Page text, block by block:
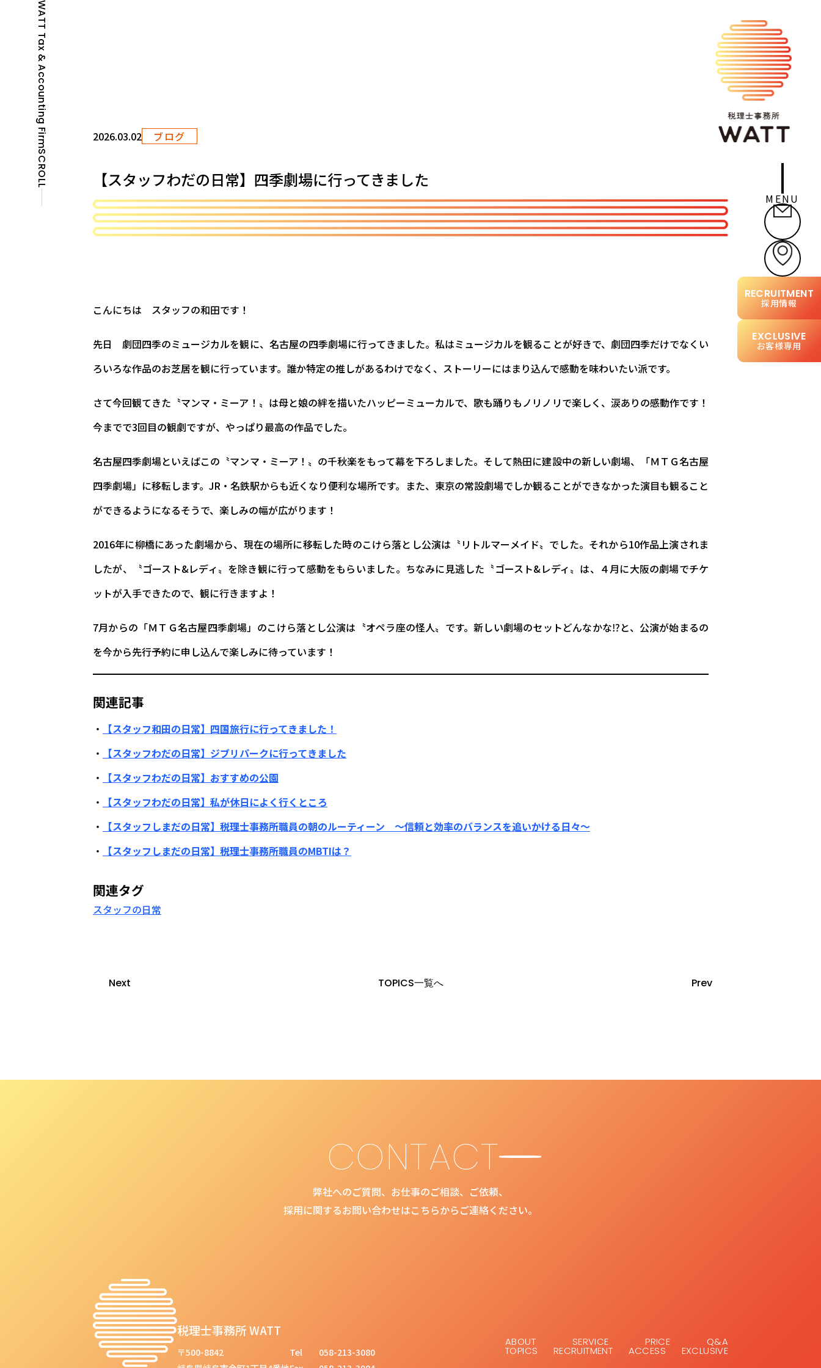
採用情報
お客様専用
WATT Tax & Accounting Firm
SCROLL
2026.03.02 ブログ
【スタッフわだの日常】四季劇場に行ってきました
こんにちは スタッフの和田です！
先日 劇団四季のミュージカルを観に、名古屋の四季劇場に行ってきました。私はミュージカルを観ることが好きで、劇団四季だけでなくい
ろいろな作品のお芝居を観に行っています。誰か特定の推しがあるわけでなく、ストーリーにはまり込んで感動を味わいたい派です。
さて今回観てきた〝マンマ・ミーア！〟は母と娘の絆を描いたハッピーミューカルで、歌も踊りもノリノリで楽しく、涙ありの感動作です！
今までで3回目の観劇ですが、やっぱり最高の作品でした。
名古屋四季劇場といえばこの〝マンマ・ミーア！〟の千秋楽をもって幕を下ろしました。そして熱田に建設中の新しい劇場、「ＭＴＧ名古屋
四季劇場」に移転します。JR・名鉄駅からも近くなり便利な場所です。また、東京の常設劇場でしか観ることができなかった演目も観ること
ができるようになるそうで、楽しみの幅が広がります！
2016年に柳橋にあった劇場から、現在の場所に移転した時のこけら落とし公演は〝リトルマーメイド〟でした。それから10作品上演されま
したが、〝ゴースト&レディ〟を除き観に行って感動をもらいました。ちなみに見逃した〝ゴースト&レディ〟は、４月に大阪の劇場でチケ
ットが入手できたので、観に行きますよ！
7月からの「ＭＴＧ名古屋四季劇場」のこけら落とし公演は〝オペラ座の怪人〟です。新しい劇場のセットどんなかな⁉と、公演が始まるの
を今から先行予約に申し込んで楽しみに待っています！
関連記事
・
【スタッフ和田の日常】四国旅行に行ってきました！
・
【スタッフわだの日常】ジブリパークに行ってきました
・
【スタッフわだの日常】おすすめの公園
・
【スタッフわだの日常】私が休日によく行くところ
・
【スタッフしまだの日常】税理士事務所職員の朝のルーティーン ～信頼と効率のバランスを追いかける日々～
・
【スタッフしまだの日常】税理士事務所職員のMBTIは？
関連タグ
スタッフの日常
Next TOPICS一覧へ Prev
CONTACT
弊社へのご質問、お仕事のご相談、ご依頼、
採用に関するお問い合わせはこちらからご連絡ください。
税理士事務所 WATT
〒500-8842
Tel
058-213-3080
ABOUT SERVICE PRICE Q&A
TOPICS RECRUITMENT ACCESS EXCLUSIVE